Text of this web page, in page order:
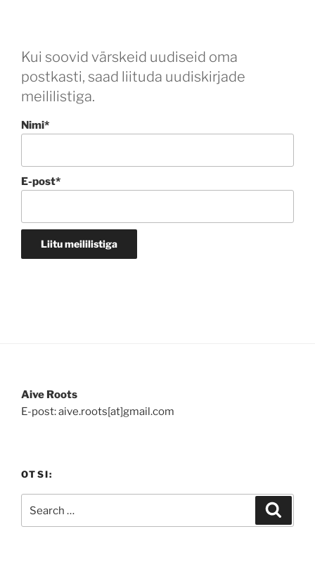
Kui soovid värskeid uudiseid oma
postkasti, saad liituda uudiskirjade
meililistiga.
Nimi*
E-post*
Aive Roots
E-post: aive.roots[at]gmail.com
OTSI:
for: